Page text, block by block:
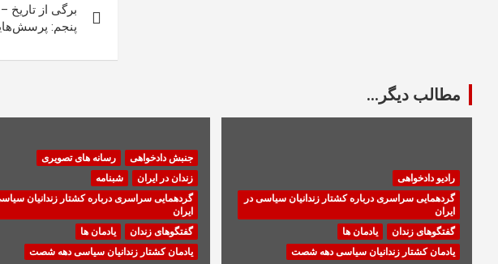
نوشته
برگی از
پنجم:
مطالب دیگر...
رادیو دادخواهی
گردهمایی سراسری درباره کشتار زندانیان سیاسی در
ایران
گفتگوهای زندان
یادمان ها
یادمان کشتار زندانیان سیاسی دهه شصت
جنبش دادخواهی
رسانه های تصویری
زندان در ایران
شبنامه
گردهمایی سراسری درباره کشتار زندانیان
ایران
گفتگوهای زندان
یادمان ها
یادمان کشتار زندانیان سیاسی دهه شصت